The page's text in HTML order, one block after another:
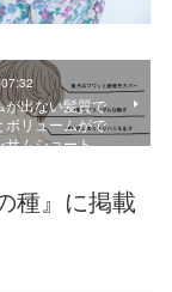
が出ない髪質で
ボリュームがで
サムショート…
種』に掲載